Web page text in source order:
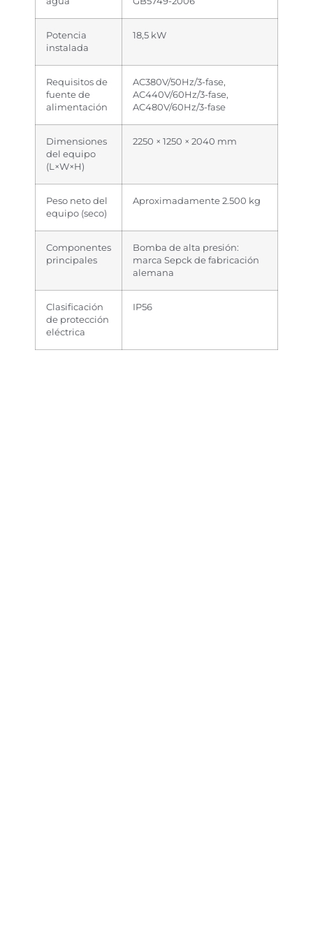
Potencia
instalada
18,5 kW
Requisitos de
fuente de
alimentación
AC380V/50Hz/3-fase,
AC440V/60Hz/3-fase,
AC480V/60Hz/3-fase
Dimensiones
del equipo
(L×W×H)
2250 × 1250 × 2040 mm
Peso neto del
equipo (seco)
Aproximadamente 2.500 kg
Componentes
principales
Bomba de alta presión:
marca Sepck de fabricación
alemana
Clasificación
de protección
eléctrica
IP56